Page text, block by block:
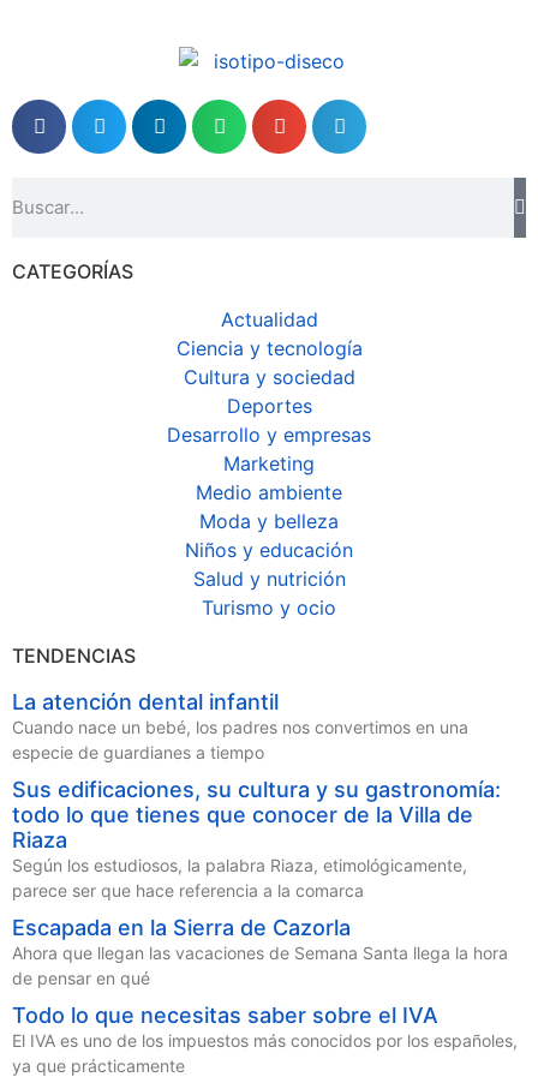
CATEGORÍAS
Actualidad
Ciencia y tecnología
Cultura y sociedad
Deportes
Desarrollo y empresas
Marketing
Medio ambiente
Moda y belleza
Niños y educación
Salud y nutrición
Turismo y ocio
TENDENCIAS
La atención dental infantil
Cuando nace un bebé, los padres nos convertimos en una
especie de guardianes a tiempo
Sus edificaciones, su cultura y su gastronomía:
todo lo que tienes que conocer de la Villa de
Riaza
Según los estudiosos, la palabra Riaza, etimológicamente,
parece ser que hace referencia a la comarca
Escapada en la Sierra de Cazorla
Ahora que llegan las vacaciones de Semana Santa llega la hora
de pensar en qué
Todo lo que necesitas saber sobre el IVA
El IVA es uno de los impuestos más conocidos por los españoles,
ya que prácticamente